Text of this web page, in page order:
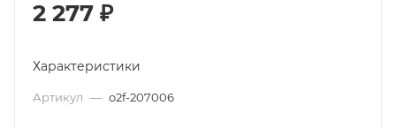
2 277 ₽
Характеристики
Артикул — o2f-207006